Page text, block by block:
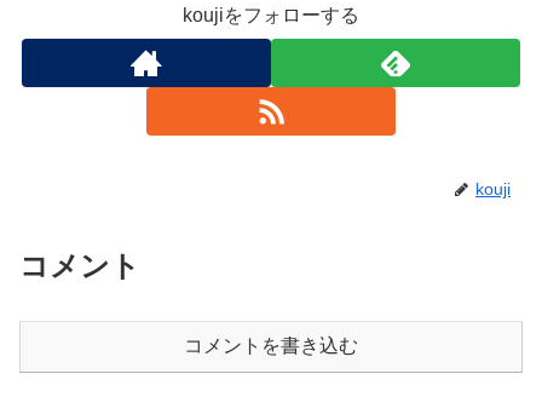
koujiをフォローする
kouji
コメント
コメントを書き込む